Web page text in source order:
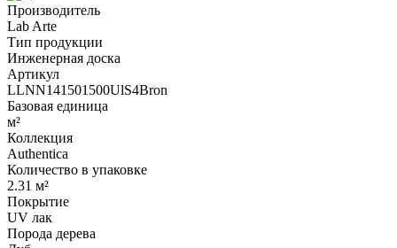
Производитель
Lab Arte
Тип продукции
Инженерная доска
Артикул
LLNN141501500UlS4Bron
Базовая единица
м²
Коллекция
Authentica
Количество в упаковке
2.31 м²
Покрытие
UV лак
Порода дерева